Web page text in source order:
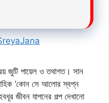
জুটি পায়েল ও তথাগত। সান
‘কোন সে আলোর স্বপ্ন
জীবন যাপনের গল্প দেখানো